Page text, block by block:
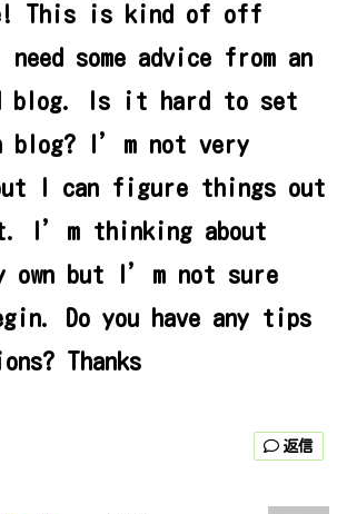
This is kind of off
some advice from an
blog. Is it hard to set
blog? I’m not very
I can figure things out
I’m thinking about
own but I’m not sure
Do you have any tips
Thanks
返信